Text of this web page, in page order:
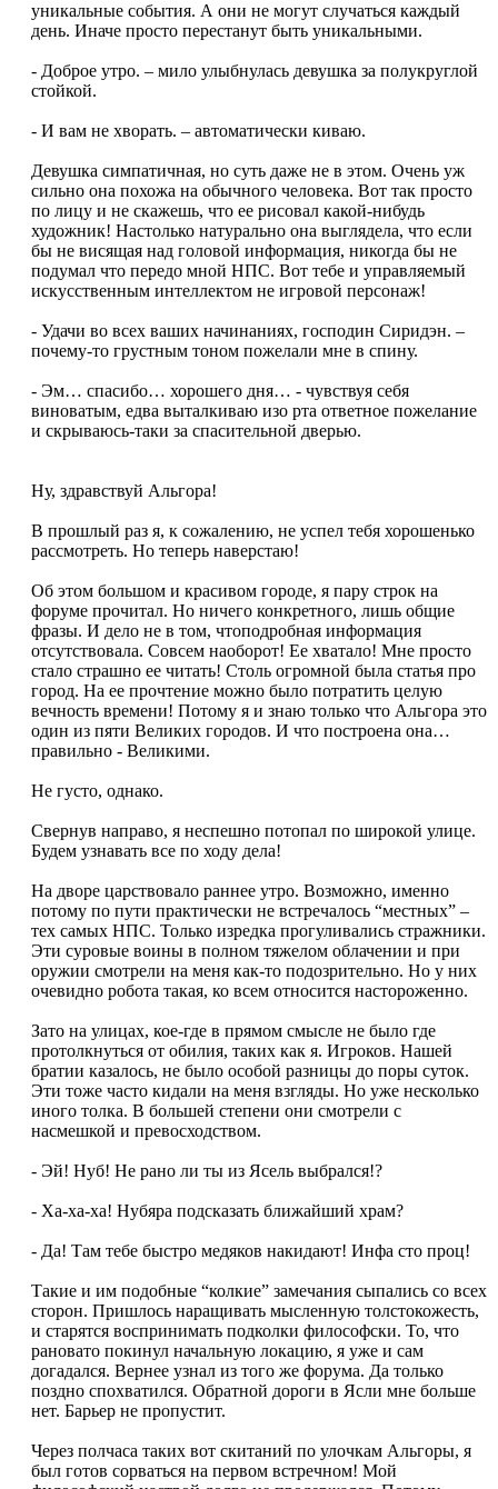
уникальные события. А они не могут случаться каждый
день. Иначе просто перестанут быть уникальными.
- Доброе утро. – мило улыбнулась девушка за полукруглой
стойкой.
- И вам не хворать. – автоматически киваю.
Девушка симпатичная, но суть даже не в этом. Очень уж
сильно она похожа на обычного человека. Вот так просто
по лицу и не скажешь, что ее рисовал какой-нибудь
художник! Настолько натурально она выглядела, что если
бы не висящая над головой информация, никогда бы не
подумал что передо мной НПС. Вот тебе и управляемый
искусственным интеллектом не игровой персонаж!
- Удачи во всех ваших начинаниях, господин Сиридэн. –
почему-то грустным тоном пожелали мне в спину.
- Эм… спасибо… хорошего дня… - чувствуя себя
виноватым, едва выталкиваю изо рта ответное пожелание
и скрываюсь-таки за спасительной дверью.
Ну, здравствуй Альгора!
В прошлый раз я, к сожалению, не успел тебя хорошенько
рассмотреть. Но теперь наверстаю!
Об этом большом и красивом городе, я пару строк на
форуме прочитал. Но ничего конкретного, лишь общие
фразы. И дело не в том, чтоподробная информация
отсутствовала. Совсем наоборот! Ее хватало! Мне просто
стало страшно ее читать! Столь огромной была статья про
город. На ее прочтение можно было потратить целую
вечность времени! Потому я и знаю только что Альгора это
один из пяти Великих городов. И что построена она…
правильно - Великими.
Не густо, однако.
Свернув направо, я неспешно потопал по широкой улице.
Будем узнавать все по ходу дела!
На дворе царствовало раннее утро. Возможно, именно
потому по пути практически не встречалось “местных” –
тех самых НПС. Только изредка прогуливались стражники.
Эти суровые воины в полном тяжелом облачении и при
оружии смотрели на меня как-то подозрительно. Но у них
очевидно робота такая, ко всем относится настороженно.
Зато на улицах, кое-где в прямом смысле не было где
протолкнуться от обилия, таких как я. Игроков. Нашей
братии казалось, не было особой разницы до поры суток.
Эти тоже часто кидали на меня взгляды. Но уже несколько
иного толка. В большей степени они смотрели с
насмешкой и превосходством.
- Эй! Нуб! Не рано ли ты из Ясель выбрался!?
- Ха-ха-ха! Нубяра подсказать ближайший храм?
- Да! Там тебе быстро медяков накидают! Инфа сто проц!
Такие и им подобные “колкие” замечания сыпались со всех
сторон. Пришлось наращивать мысленную толстокожесть,
и старятся воспринимать подколки философски. То, что
рановато покинул начальную локацию, я уже и сам
догадался. Вернее узнал из того же форума. Да только
поздно спохватился. Обратной дороги в Ясли мне больше
нет. Барьер не пропустит.
Через полчаса таких вот скитаний по улочкам Альгоры, я
был готов сорваться на первом встречном! Мой